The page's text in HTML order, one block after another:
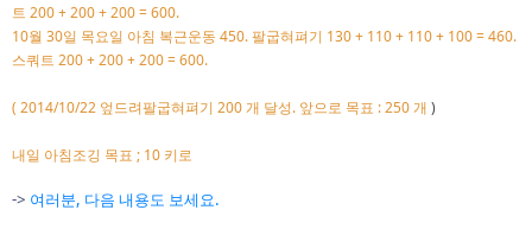
트 200 + 200 + 200 = 600.
10월 30일 목요일 아침 복근운동 450. 팔굽혀펴기 130 + 110 + 110 + 100 = 460.
스쿼트 200 + 200 + 200 = 600.
( 2014/10/22 엎드려팔굽혀펴기 200 개 달성. 앞으로 목표 : 250 개 )
내일 아침조깅 목표 ; 10 키로
-> 여러분, 다음 내용도 보세요.